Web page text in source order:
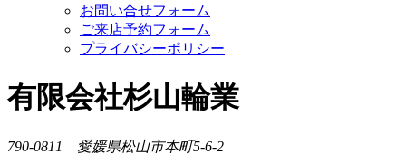
お問い合せフォーム
ご来店予約フォーム
プライバシーポリシー
有限会社杉山輪業
790-0811 愛媛県松山市本町5-6-2